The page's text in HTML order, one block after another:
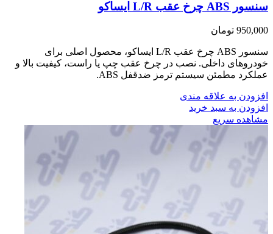
سنسور ABS چرخ عقب L/R ایساکو
950,000 تومان
سنسور ABS چرخ عقب L/R ایساکو، محصول اصلی برای
خودروهای داخلی. نصب در چرخ عقب چپ یا راست، کیفیت بالا و
عملکرد مطمئن سیستم ترمز ضدقفل ABS.
افزودن به علاقه مندی
افزودن به سبد خرید
مشاهده سریع